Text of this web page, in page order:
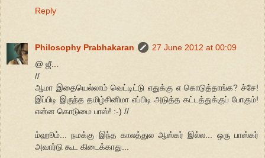
Reply
Philosophy Prabhakaran
27 June 2012 at 00:09
@ ஜீ...
//
ஆமா இதையெல்லாம் வெட்டிட்டு எதுக்கு எ கொடுத்தாங்க? ச்சே!
இப்பிடி இருந்த தமிழ்சினிமா எப்பிடி அடுத்த கட்டத்துக்குப் போகும்!
என்ன கொடுமை பாஸ்! :-) //
ம்ஹூம்... நமக்கு இந்த காலத்துல ஆஸ்கர் இல்ல... ஒரு பாஸ்கர்
அவார்டு கூட கிடைக்காது...